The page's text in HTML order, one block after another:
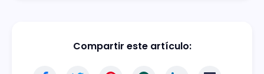
Compartir este artículo: